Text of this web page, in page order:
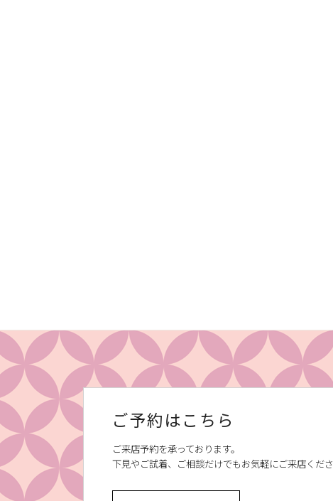
ご予約はこちら
ご来店予約を承っております。
下見やご試着、ご相談だけでもお気軽にご来店くださ